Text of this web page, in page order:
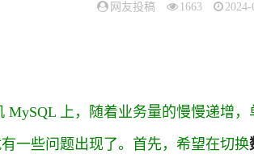
网友投稿 1663 2024-
MySQL 上，随着业务量的慢慢递增
一些问题出现了。首先，希望在切换